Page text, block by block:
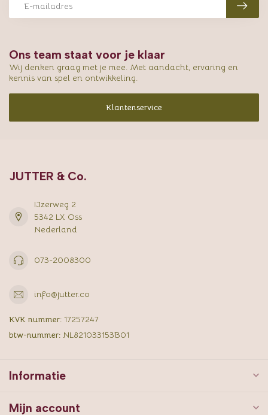
Ons team staat voor je klaar
Wij denken graag met je mee. Met aandacht, ervaring en
kennis van spel en ontwikkeling.
Klantenservice
JUTTER & Co.
IJzerweg 2
5342 LX Oss
Nederland
073-2008300
info@jutter.co
KVK nummer: 17257247
btw-nummer: NL821033153B01
Informatie
Mijn account